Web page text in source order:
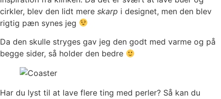
cirkler, blev den lidt mere skarp i designet, men den blev
rigtig pæn synes jeg
Da den skulle stryges gav jeg den godt med varme og på
begge sider, så holder den bedre
Har du lyst til at lave flere ting med perler? Så kan du